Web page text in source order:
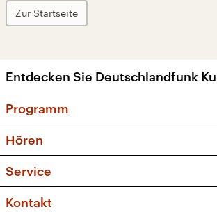
Zur Startseite
Entdecken Sie Deutschlandfunk
Programm
Sendungen und Podcasts
Musikliste
Kakadu – Das Kinderprogramm
Hören
Frequenzen (UKW + DAB+)
Service
FAQ
Kontakt